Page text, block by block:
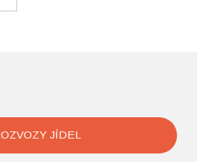
JÍDEL